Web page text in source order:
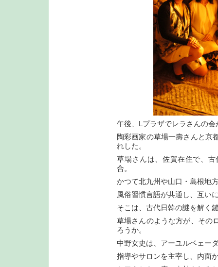
午後、Lプラザでレラさんの
陶彩画家の草場一壽さんと京
れした。
草場さんは、佐賀在住で、
合。
かつて北九州や山口・島根地
風俗習慣言語が共通し、互い
そこは、古代日韓の謎を解く
草場さんのような方が、その
ろうか。
中野女史は、アーユルベェー
指導やサロンを主宰し、内面